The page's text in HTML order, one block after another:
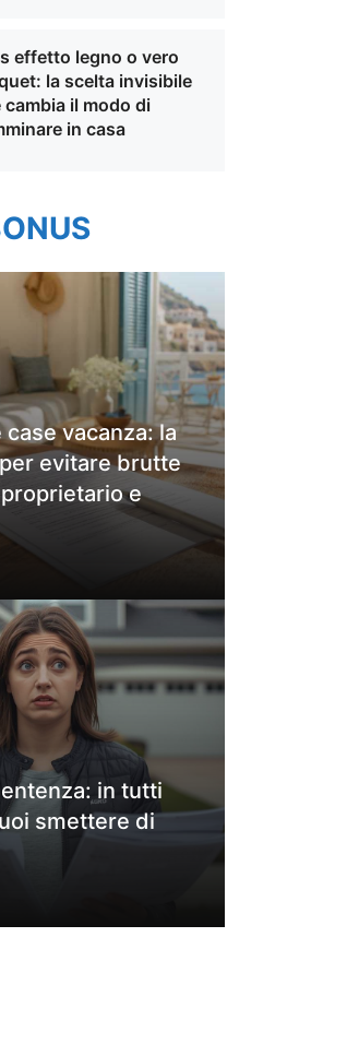
effetto legno o vero
la scelta invisibile
cambia il modo di
in casa
vacanza: la
evitare brutte
e
in tutti
smettere di